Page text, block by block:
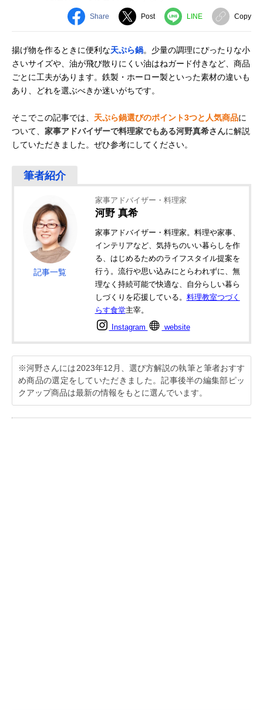
Share Post LINE Copy
揚げ物を作るときに便利な天ぷら鍋。少量の調理にぴったりな小
さいサイズや、油が飛び散りにくい油はねガード付きなど、商品
ごとに工夫があります。鉄製・ホーロー製といった素材の違いも
あり、どれを選ぶべきか迷いがちです。
そこでこの記事では、 天ぷら鍋選びのポイント3つと人気商品に
ついて、 家事アドバイザーで料理家でもある河野真希さんに解説
していただきました。ぜひ参考にしてください。
記事一覧
家事アドバイザー・料理家
河野 真希
家事アドバイザー・料理家。料理や家事、
インテリアなど、気持ちのいい暮らしを作
る、はじめるためのライフスタイル提案を
行う。流行や思い込みにとらわれずに、無
理なく持続可能で快適な、自分らしい暮ら
しづくりを応援している。 料理教室つづく
らす食堂主宰。
Instagram website
※河野さんには2023年12月、選び方解説の執筆と筆者おすす
め商品の選定をしていただきました。記事後半の編集部ピッ
クアップ商品は最新の情報をもとに選んでいます。